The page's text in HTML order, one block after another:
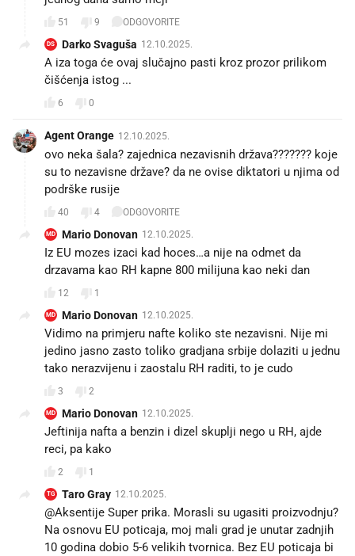
51 9 ODGOVORITE
DS Darko Svaguša 12.10.2025.
A iza toga će ovaj slučajno pasti kroz prozor prilikom
čišćenja istog ...
6 0
Agent Orange 12.10.2025.
ovo neka šala? zajednica nezavisnih država??????? koje
su to nezavisne države? da ne ovise diktatori u njima od
podrške rusije
40 4 ODGOVORITE
MD Mario Donovan 12.10.2025.
Iz EU mozes izaci kad hoces…a nije na odmet da
drzavama kao RH kapne 800 milijuna kao neki dan
12 1
MD Mario Donovan 12.10.2025.
Vidimo na primjeru nafte koliko ste nezavisni. Nije mi
jedino jasno zasto toliko gradjana srbije dolaziti u jednu
tako nerazvijenu i zaostalu RH raditi, to je cudo
3 2
MD Mario Donovan 12.10.2025.
Jeftinija nafta a benzin i dizel skuplji nego u RH, ajde
reci, pa kako
2 1
TG Taro Gray 12.10.2025.
@Aksentije Super prika. Morasli su ugasiti proizvodnju?
Na osnovu EU poticaja, moj mali grad je unutar zadnjih
10 godina dobio 5-6 velikih tvornica. Bez EU poticaja bi